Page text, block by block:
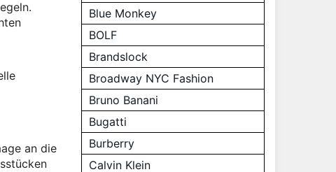
an die
Blue Monkey
BOLF
Brandslock
Broadway NYC Fashion
Bruno Banani
Bugatti
Burberry
Calvin Klein